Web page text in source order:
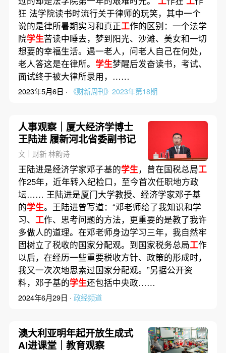
狂 法学院读书时流行关于律师的玩笑，其中一个
说的是律所暑期实习和真正工作的区别：一个法学
院学生苦读中睡去，梦到阳光、沙滩、美女和一切
想要的幸福生活。遇一老人，问老人自己在何处，
老人答这是在律所。 学生梦醒后发奋读书，考试、
面试终于被大律所录用，……
2023年5月6日 · 《财新周刊》2023年第18期
人事观察｜厦大经济学博士
王陆进 履新河北省委副书记
文｜财新 林韵诗
王陆进是经济学家邓子基的学生，曾在国税总局工
作25年，近年转入纪检口，至今首次任职地方政
坛…… 王陆进是厦门大学教授、经济学家邓子基
的学生。王陆进曾写道：“邓老师给了我知识和学
习、 工作、思考问题的方法，更重要的是教了我许
多做人的道理。在邓老师身边学习三年，我自然牢
固树立了税收的国家分配观。到国家税务总局工作
以后，在经历一些重要税收方针、政策的形成时，
我又一次次地思索过国家分配观。”另据公开资
料，邓子基的学生还包括中央政……
2024年6月29日 · 政经频道
澳大利亚明年起开放生成式
AI进课堂｜教育观察